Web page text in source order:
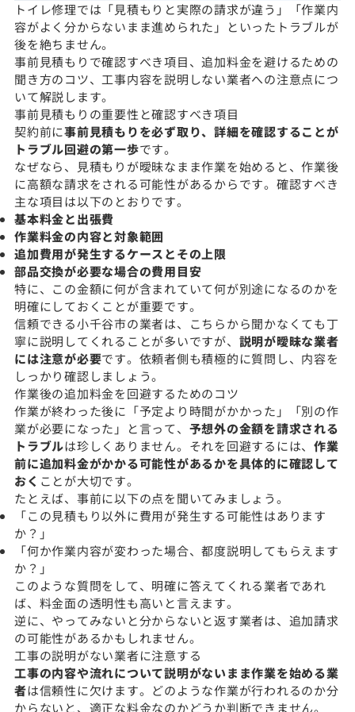
トイレ修理では「見積もりと実際の請求が違う」「作業内
容がよく分からないまま進められた」といったトラブルが
後を絶ちません。
事前見積もりで確認すべき項目、追加料金を避けるための
聞き方のコツ、工事内容を説明しない業者への注意点につ
いて解説します。
事前見積もりの重要性と確認すべき項目
契約前に事前見積もりを必ず取り、詳細を確認することが
トラブル回避の第一歩です。
なぜなら、見積もりが曖昧なまま作業を始めると、作業後
に高額な請求をされる可能性があるからです。確認すべき
主な項目は以下のとおりです。
基本料金と出張費
作業料金の内容と対象範囲
追加費用が発生するケースとその上限
部品交換が必要な場合の費用目安
特に、この金額に何が含まれていて何が別途になるのかを
明確にしておくことが重要です。
信頼できる小千谷市の業者は、こちらから聞かなくても丁
寧に説明してくれることが多いですが、 説明が曖昧な業者
には注意が必要です。依頼者側も積極的に質問し、内容を
しっかり確認しましょう。
作業後の追加料金を回避するためのコツ
作業が終わった後に「予定より時間がかかった」「別の作
業が必要になった」と言って、 予想外の金額を請求される
トラブルは珍しくありません。それを回避するには、 作業
前に追加料金がかかる可能性があるかを具体的に確認して
おく ことが大切です。
たとえば、事前に以下の点を聞いてみましょう。
「この見積もり以外に費用が発生する可能性はあります
か？」
「何か作業内容が変わった場合、都度説明してもらえます
か？」
このような質問をして、明確に答えてくれる業者であれ
ば、料金面の透明性も高いと言えます。
逆に、やってみないと分からないと返す業者は、追加請求
の可能性があるかもしれません。
工事の説明がない業者に注意する
工事の内容や流れについて説明がないまま作業を始める業
者は信頼性に欠けます。どのような作業が行われるのか分
からないと、適正な料金なのかどうか判断できません。